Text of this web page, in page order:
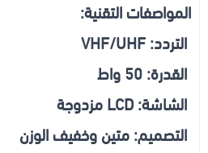
المواصفات التقنية:
التردد: VHF/UHF
القدرة: 50 واط
الشاشة: LCD مزدوجة
التصميم: متين وخفيف الوزن